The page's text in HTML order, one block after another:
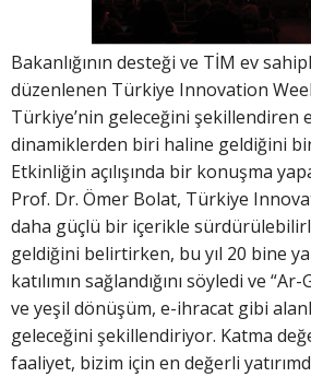
Bakanlığının desteği ve TİM ev
düzenlenen Türkiye Innovation
Türkiye’nin geleceğini şekillendiren
dinamiklerden biri haline geldiğini
Etkinliğin açılışında bir konuşma
Prof. Dr. Ömer Bolat, Türkiye
daha güçlü bir içerikle
geldiğini belirtirken, bu yıl 20 bine
katılımın sağlandığını söyledi ve
ve yeşil dönüşüm, e-ihracat gibi
geleceğini şekillendiriyor. Katma
faaliyet, bizim için en değerli